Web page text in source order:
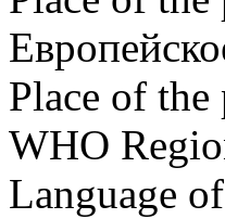
Place of
WHO
Language